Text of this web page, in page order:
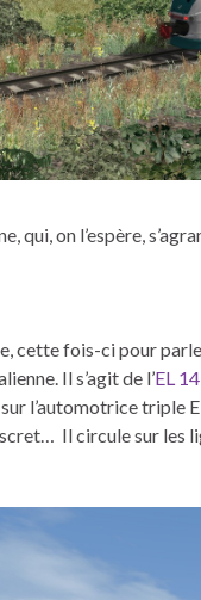
qui, on l’espère,
cette fois-ci pour
Il s’agit de l’EL 14
l’automotrice triple
Il circule sur les